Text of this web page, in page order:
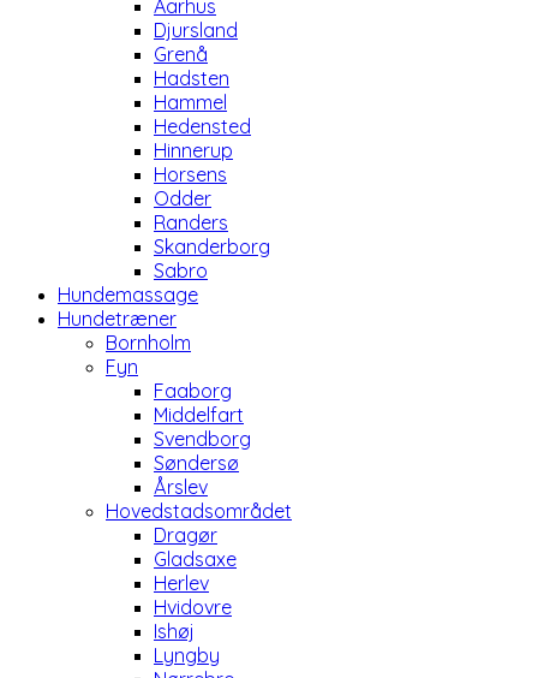
Aarhus
Djursland
Grenå
Hadsten
Hammel
Hedensted
Hinnerup
Horsens
Odder
Randers
Skanderborg
Sabro
Hundemassage
Hundetræner
Bornholm
Fyn
Faaborg
Middelfart
Svendborg
Søndersø
Årslev
Hovedstadsområdet
Dragør
Gladsaxe
Herlev
Hvidovre
Ishøj
Lyngby